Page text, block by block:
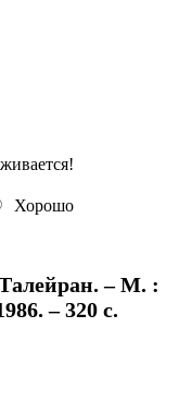
Хорошо
– М. :
– 320 с.